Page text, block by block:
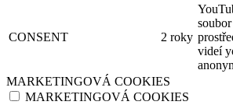
CONSENT 2 roky
videí
MARKETINGOVÁ COOKIES
MARKETINGOVÁ COOKIES